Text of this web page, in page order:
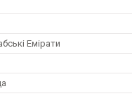
Емірати